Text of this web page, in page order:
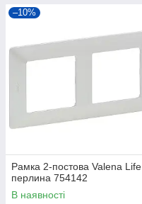
–10%
Рамка 2-постова Valena Life
перлина 754142
В наявності